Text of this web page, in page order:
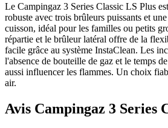
Le Campingaz 3 Series Classic LS Plus
robuste avec trois brûleurs puissants et
cuisson, idéal pour les familles ou petits
répartie et le brûleur latéral offre de la
facile grâce au système InstaClean. Les
l'absence de bouteille de gaz et le temps
aussi influencer les flammes. Un choix
air.
Avis Campingaz 3 Series